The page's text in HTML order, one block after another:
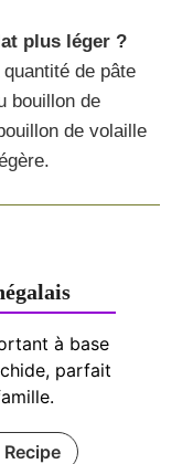
plus léger ?
de pâte
bouillon de
de volaille
à base
parfait
Recipe